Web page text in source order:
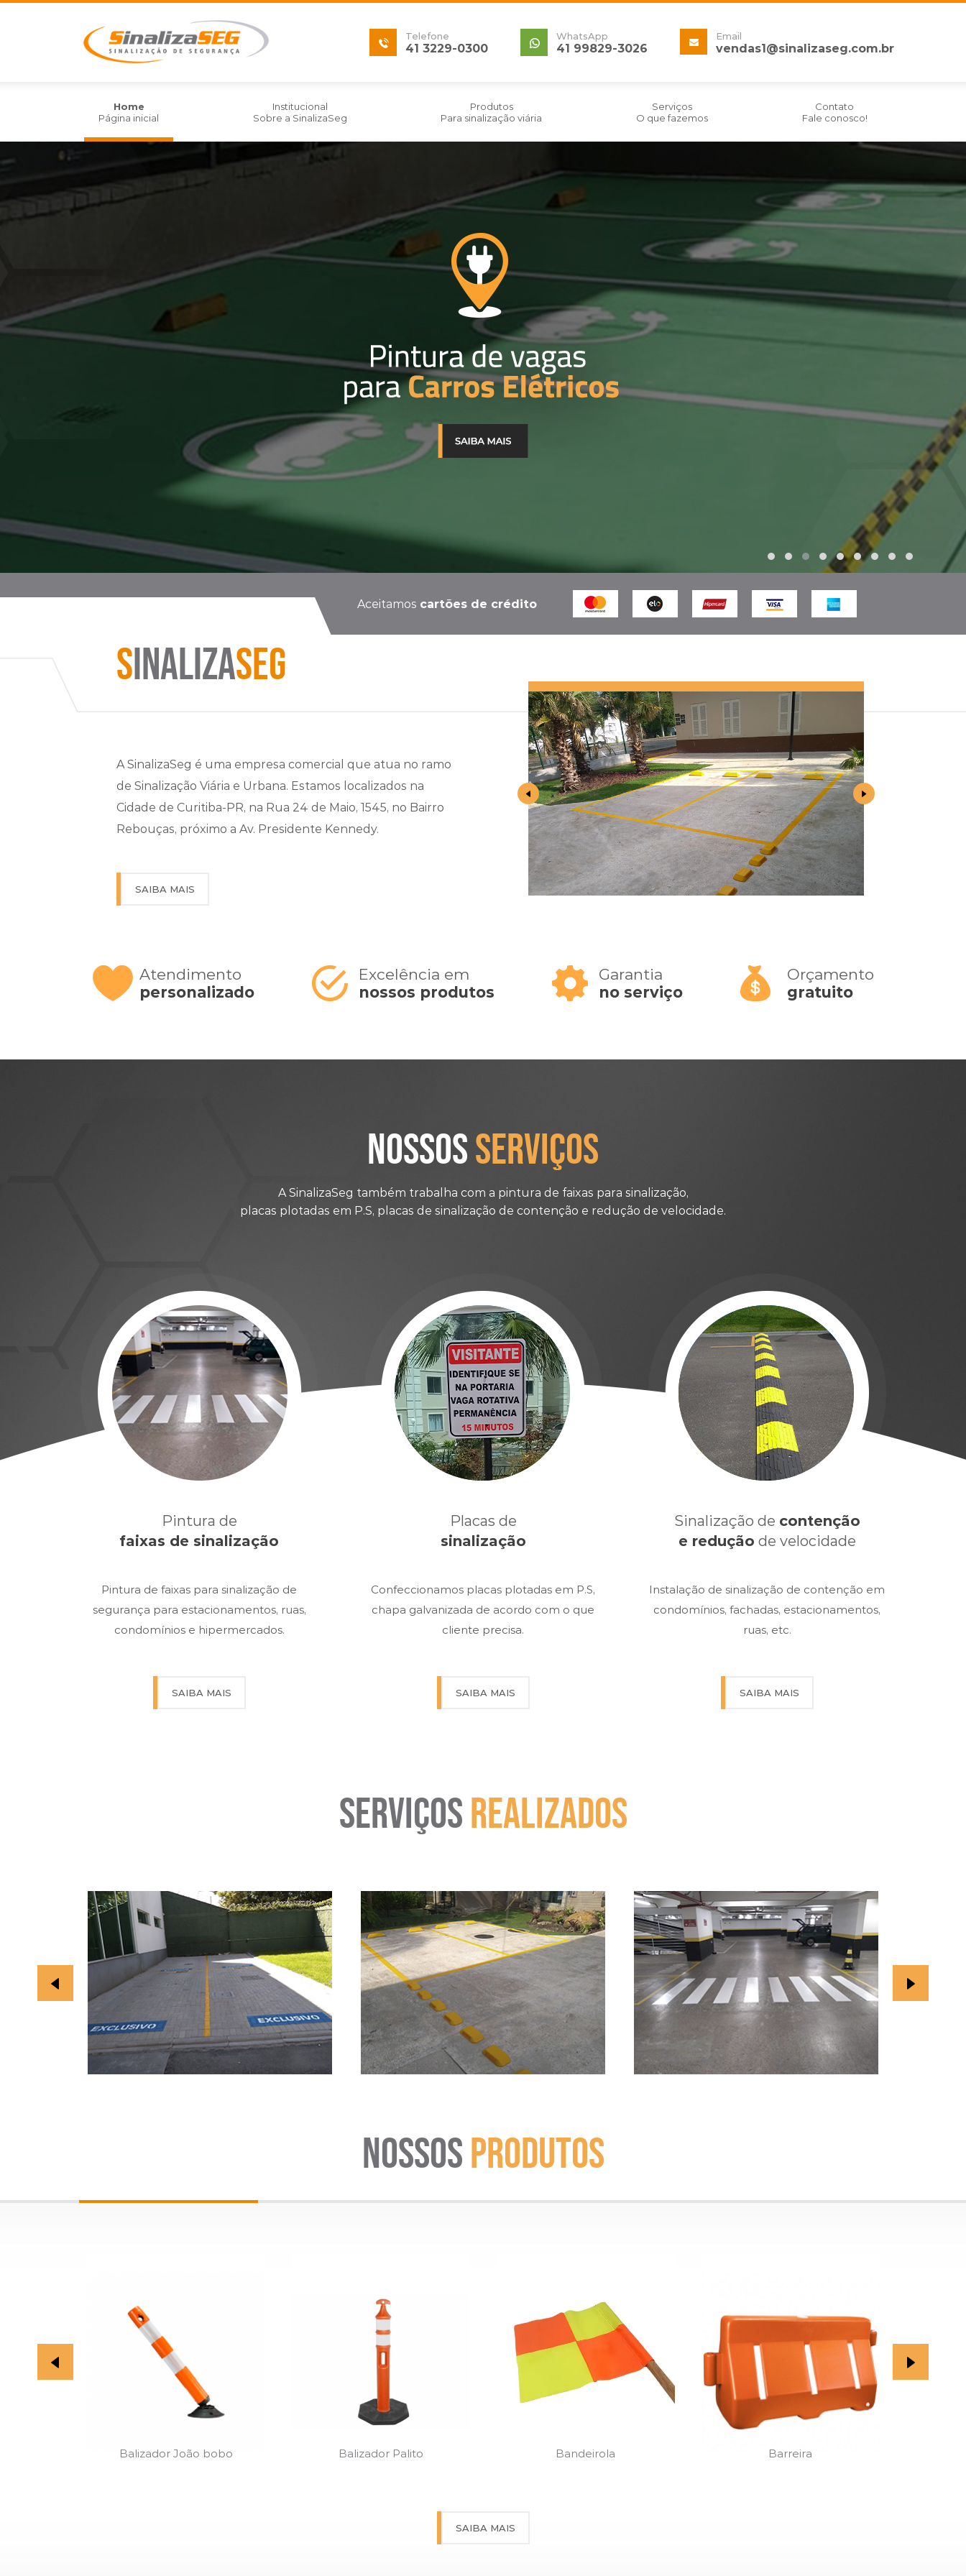
Telefone
41 3229-0300
WhatsApp
41 99829-3026
Email
vendas1@sinalizaseg.com.br
Home
Página inicial
Institucional
Sobre a SinalizaSeg
Produtos
Para sinalização viária
Serviços
O que fazemos
Contato
Fale conosco!
Aceitamos cartões de crédito
SINALIZASEG
A SinalizaSeg é uma empresa comercial que atua no ramo
de Sinalização Viária e Urbana. Estamos localizados na
Cidade de Curitiba-PR, na Rua 24 de Maio, 1545, no Bairro
Rebouças, próximo a Av. Presidente Kennedy.
SAIBA MAIS
Atendimento
personalizado
Excelência em
nossos produtos
Garantia
no serviço
Orçamento
gratuito
NOSSOSSERVIÇOS
A SinalizaSeg também trabalha com a pintura de faixas para sinalização,
placas plotadas em P.S, placas de sinalização de contenção e redução de velocidade.
Pintura de
faixas de sinalização
Pintura de faixas para sinalização de
segurança para estacionamentos, ruas,
condomínios e hipermercados.
SAIBA MAIS
Placas de
sinalização
Confeccionamos placas plotadas em P.S,
chapa galvanizada de acordo com o que
cliente precisa.
SAIBA MAIS
Sinalização de contenção
e redução de velocidade
Instalação de sinalização de contenção em
condomínios, fachadas, estacionamentos,
ruas, etc.
SAIBA MAIS
SERVIÇOSREALIZADOS
NOSSOSPRODUTOS
Balizador João bobo Balizador Palito Bandeirola Barreira
SAIBA MAIS